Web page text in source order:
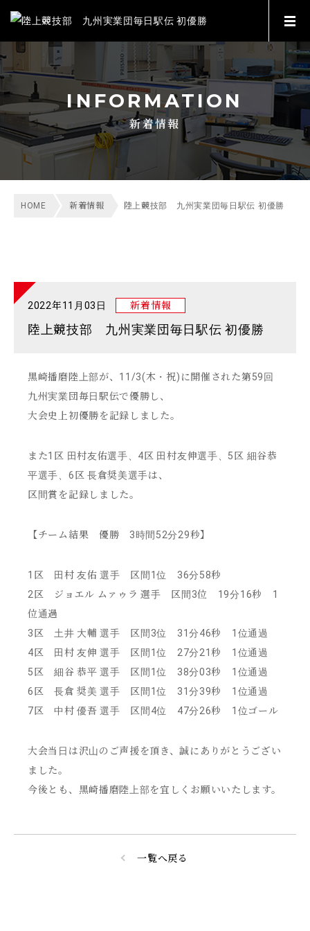
INFORMATION
新着情報
HOME 新着情報 陸上競技部 九州実業団毎日駅伝 初優勝
2022年11月03日 新着情報
陸上競技部 九州実業団毎日駅伝 初優勝
黒崎播磨陸上部が、11/3(木・祝)に開催された第59回
九州実業団毎日駅伝で優勝し、
大会史上初優勝を記録しました。
また1区 田村友佑選手、4区 田村友伸選手、5区 細谷恭
平選手、6区 長倉奨美選手は、
区間賞を記録しました。
【チーム結果 優勝 3時間52分29秒】
1区 田村 友佑 選手 区間1位 36分58秒
2区 ジョエル ムァゥラ 選手 区間3位 19分16秒 1
位通過
3区 土井 大輔 選手 区間3位 31分46秒 1位通過
4区 田村 友伸 選手 区間1位 27分21秒 1位通過
5区 細谷 恭平 選手 区間1位 38分03秒 1位通過
6区 長倉 奨美 選手 区間1位 31分39秒 1位通過
7区 中村 優吾 選手 区間4位 47分26秒 1位ゴール
大会当日は沢山のご声援を頂き、誠にありがとうござい
ました。
今後とも、黒崎播磨陸上部を宜しくお願いいたします。
一覧へ戻る